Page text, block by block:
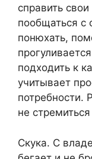
справить
пообщаться
понюхать,
подходить к
учитывает
потребности.
не
Скука. С